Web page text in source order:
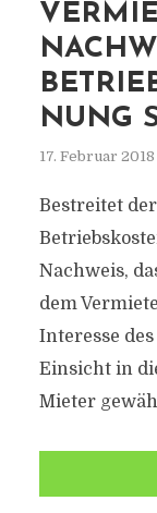
NUNG
17. Februar 2018
Bestreitet
Nachweis,
dem
Interesse
Einsicht in
Mieter